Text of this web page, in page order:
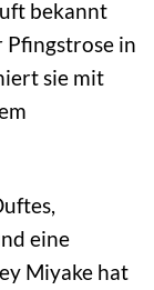
bekannt
Pfingstrose in
sie mit
eine
Miyake hat